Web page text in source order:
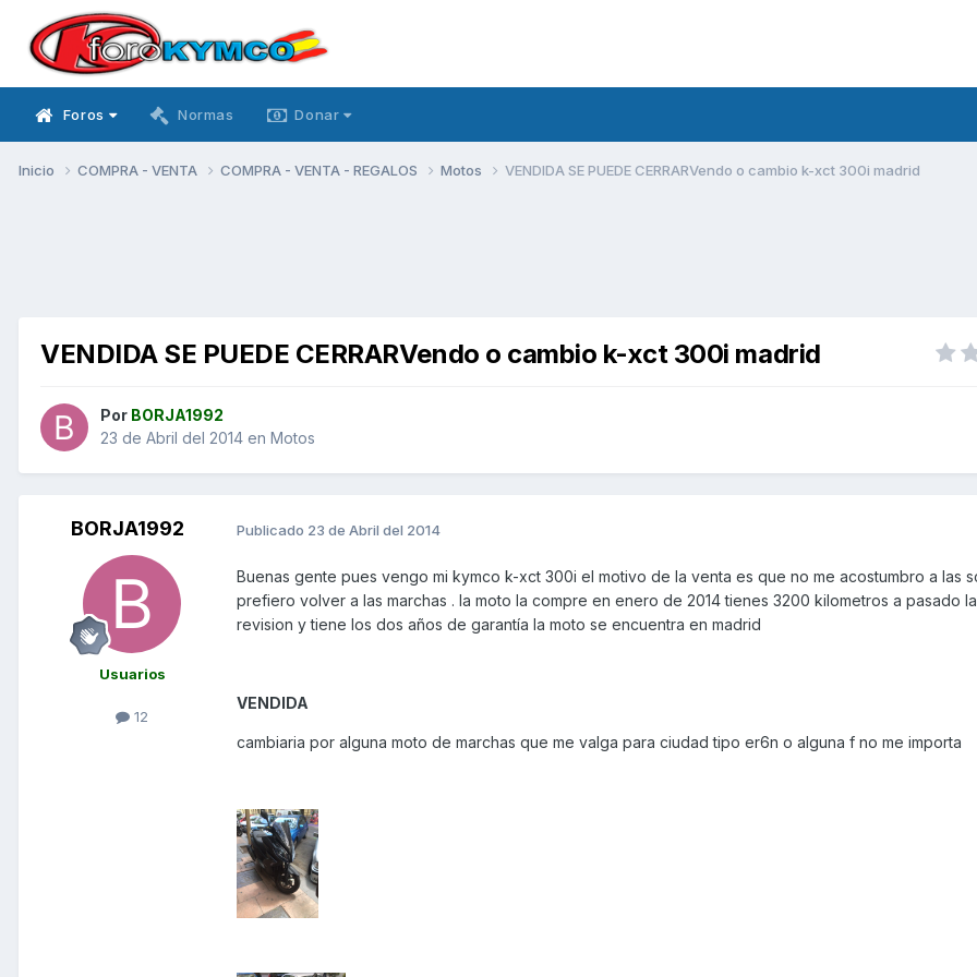
Foros Normas Donar
Inicio COMPRA - VENTA COMPRA - VENTA - REGALOS Motos VENDIDA SE PUEDE CERRARVendo o cambio k-xct 300i madrid
VENDIDA SE PUEDE CERRARVendo o cambio k-xct 300i madrid
Por BORJA1992
23 de Abril del 2014 en Motos
BORJA1992
Usuarios
12
Publicado 23 de Abril del 2014
Buenas gente pues vengo mi kymco k-xct 300i el motivo de la venta es que no me acostumbro a las
prefiero volver a las marchas . la moto la compre en enero de 2014 tienes 3200 kilometros a pasado
revision y tiene los dos años de garantía la moto se encuentra en madrid
VENDIDA
cambiaria por alguna moto de marchas que me valga para ciudad tipo er6n o alguna f no me importa